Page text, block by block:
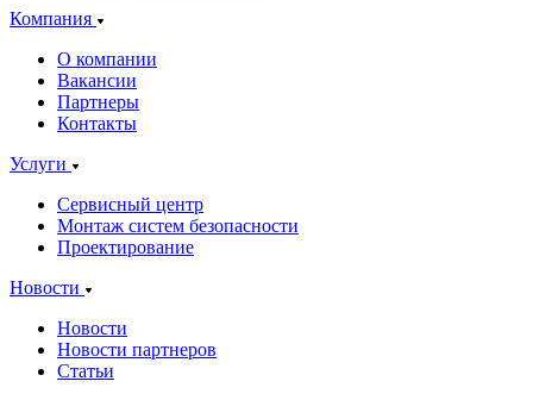
Компания
О компании
Вакансии
Партнеры
Контакты
Услуги
Сервисный центр
Монтаж систем безопасности
Проектирование
Новости
Новости
Новости партнеров
Статьи